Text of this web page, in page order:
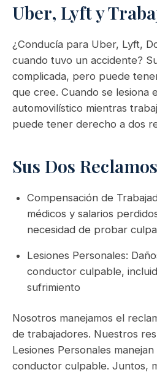
Uber, Lyft y
¿Conducía para Uber, Lyft,
cuando tuvo un accidente?
complicada, pero puede
que cree. Cuando se lesiona
automovilístico mientras
puede tener derecho a dos
Sus Dos Reclamos
Compensación de
médicos y salarios
necesidad de probar culpa
Lesiones Personales:
conductor culpable,
sufrimiento
Nosotros manejamos el
de trabajadores. Nuestros
Lesiones Personales
conductor culpable. Juntos,